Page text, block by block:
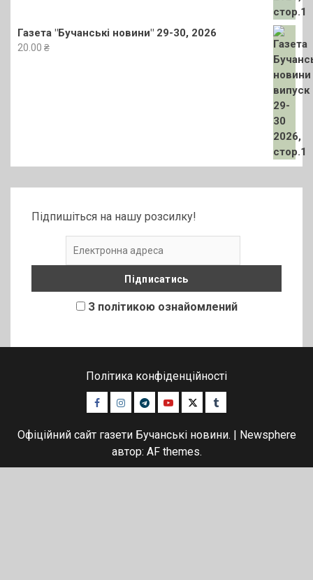
Газета "Бучанські новини" 29-30, 2026
20.00 ₴
Підпишіться на нашу розсилку!
З політикою ознайомлений
Політика конфіденційності
Facebook
Instagram
TelegramYoutubeTwitterTumblr
Офіційний сайт газети Бучанські новини.
Newsphere
автор: AF themes.